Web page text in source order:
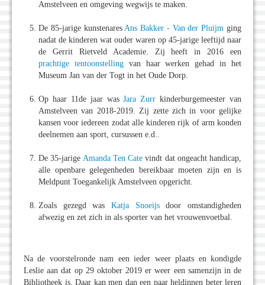
Amstelveen en omgeving wegwijs te maken.
De 85-jarige kunstenares Ans Bakker - Van der Pluijm ging
nadat de kinderen wat ouder waren op 45-jarige leeftijd naar
de Gerrit Rietveld Academie. Zij heeft in 2016 een
prachtige tentoonstellingvan haar werken gehad in het
Museum Jan van der Togt in het Oude Dorp.
Op haar 11de jaar wasJara Zurr kinderburgemeester van
Amstelveen van 2018-2019. Zij zette zich in voor gelijke
kansen voor iedereen zodat alle kinderen rijk of arm konden
deelnemen aan sport, cursussen e.d..
De 35-jarige Amanda Ten Cate vindt dat ongeacht handicap,
alle openbare gelegenheden bereikbaar moeten zijn en is
Meldpunt Toegankelijk Amstelveen opgericht.
Zoals gezegd was Katja Snoeijsdoor omstandigheden
afwezig en zet zich in als sporter van het vrouwenvoetbal.
Na de voorstelronde nam een ieder weer plaats en kondigde
Leslie aan dat op 29 oktober 2019 er weer een samenzijn in de
Bibliotheek is. Daar kan men dan een paar heldinnen beter leren